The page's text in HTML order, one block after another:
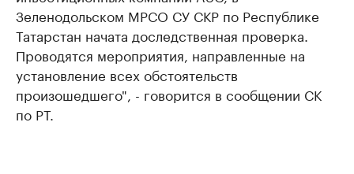
Зеленодольском МРСО СУ СКР по Республике
Татарстан начата доследственная проверка.
Проводятся мероприятия, направленные на
установление всех обстоятельств
произошедшего", - говорится в сообщении СК
по РТ.